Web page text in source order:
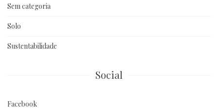
Sem categoria
Solo
Sustentabilidade
Social
Facebook